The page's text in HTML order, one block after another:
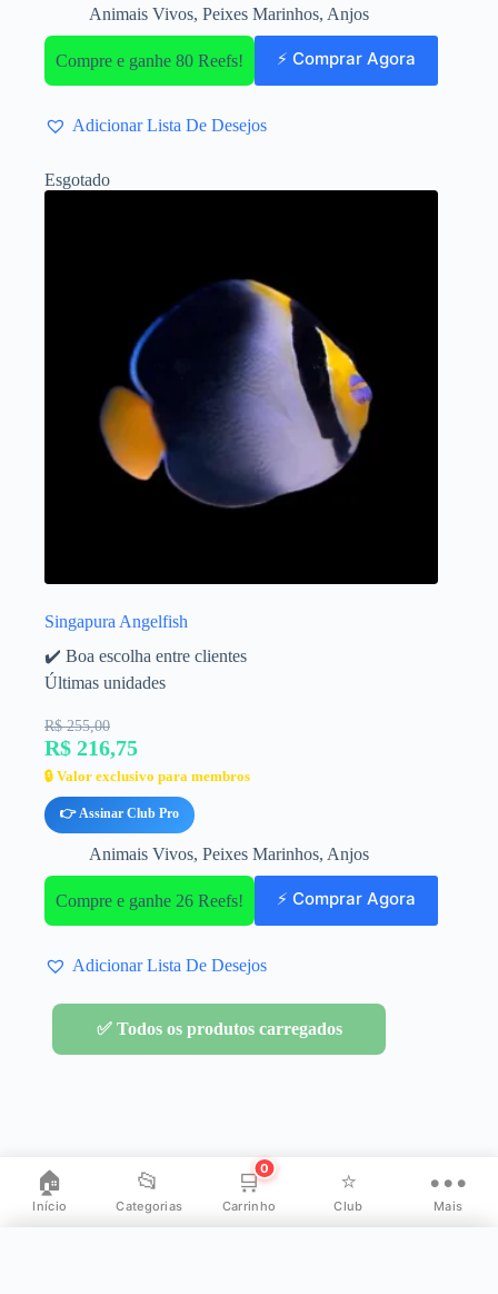
🏠
Início
📂
Categorias
🛒
Carrinho
0 ⭐
Club
•••
Mais
Animais Vivos, Peixes Marinhos, Anjos
Compre e ganhe 80 Reefs! ⚡ Comprar Agora
Adicionar Lista De Desejos
Esgotado
Singapura Angelfish
✔️ Boa escolha entre clientes
Últimas unidades
R$ 255,00
R$ 216,75
🔒 Valor exclusivo para membros
👉 Assinar Club Pro
Animais Vivos, Peixes Marinhos, Anjos
Compre e ganhe 26 Reefs! ⚡ Comprar Agora
Adicionar Lista De Desejos
✅ Todos os produtos carregados